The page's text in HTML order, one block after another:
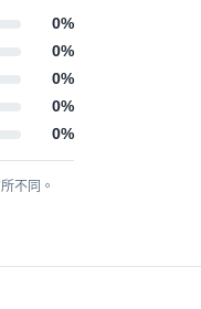
0%
0%
0%
0%
0%
不同。